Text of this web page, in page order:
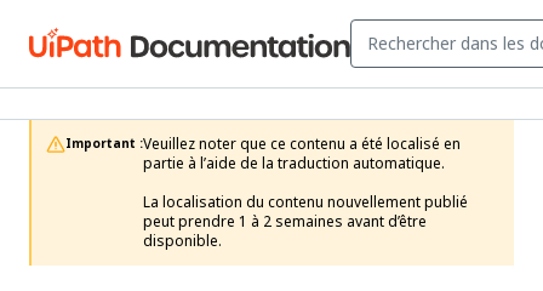
Important :Veuillez noter que ce contenu a été localisé en
partie à l’aide de la traduction automatique.
La localisation du contenu nouvellement publié
peut prendre 1 à 2 semaines avant d’être
disponible.